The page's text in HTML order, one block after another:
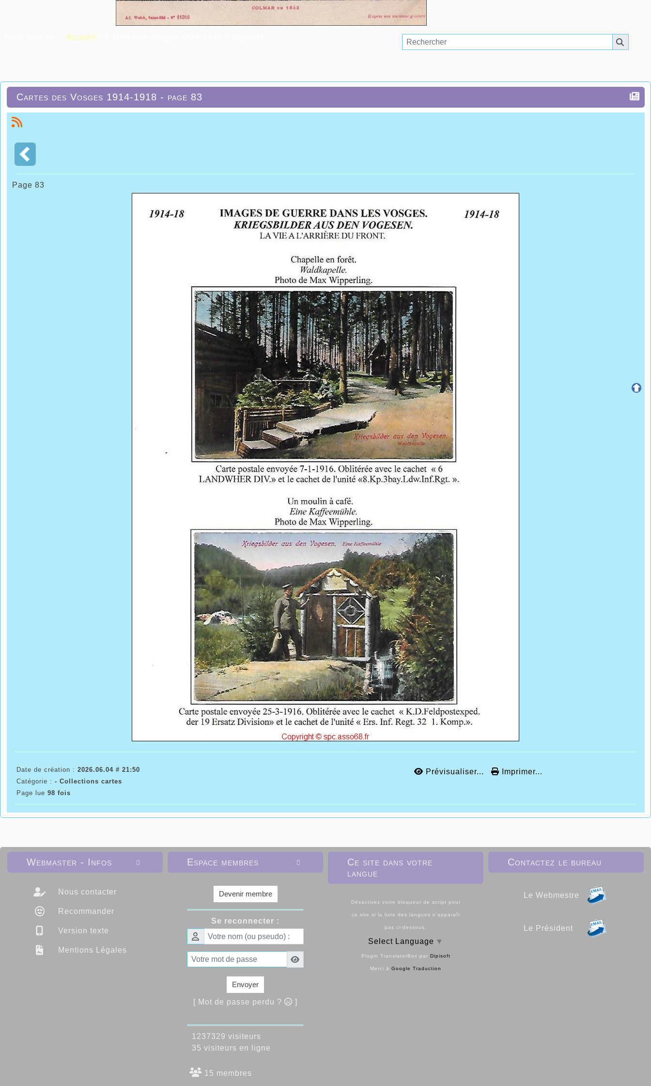
Accueil
Cartes des Vosges 1914-1918 - page 83
Page 83
Date de création : 2026.06.04 # 21:50
Catégorie : - Collections cartes
Page lue 98 fois
Prévisualiser... Imprimer...

Webmaster - Infos
Nous contacter
Recommander
Version texte
Mentions Légales

Espace membres
Devenir membre
Se reconnecter :
Envoyer
[ Mot de passe perdu ? ]
1237329 visiteurs
35 visiteurs en ligne
15 membres
Ce site dans votre
langue
Désactivez votre bloqueur de script pour
ce site si la liste des langues n'apparaît
pas ci-dessous.
Select Language ▼
Plugin TranslatorBox par Dipisoft
Merci à Google Traduction
Contactez le bureau
Le Webmestre
Le Président